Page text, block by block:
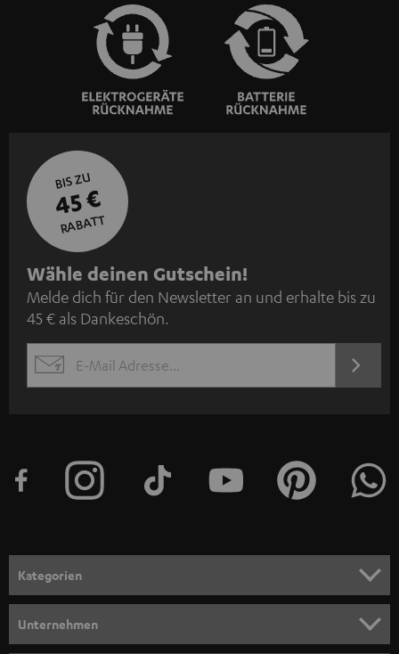
BIS ZU
45 €
RABATT
N
e
w
s
l
e
n
m
e
l
Wähle deinen Gutschein!
Melde dich für den Newsletter an und erhalte bis zu
45 € als Dankeschön.
EMAIL
JETZT
Kategorien
Unternehmen